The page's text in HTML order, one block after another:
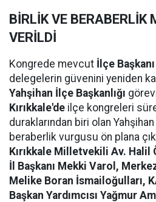
BİRLİK VE BERABERLİK
VERİLDİ
Kongrede mevcut İlçe
delegelerin güvenini yeniden
Yahşihan İlçe Başkanlığı
Kırıkkale'de ilçe kongreleri
duraklarından biri olan
beraberlik vurgusu ön plana
Kırıkkale Milletvekili Av. Halil
İl Başkanı Mekki Varol,
Melike Boran İsmailoğulları,
Başkan Yardımcısı Yağmur